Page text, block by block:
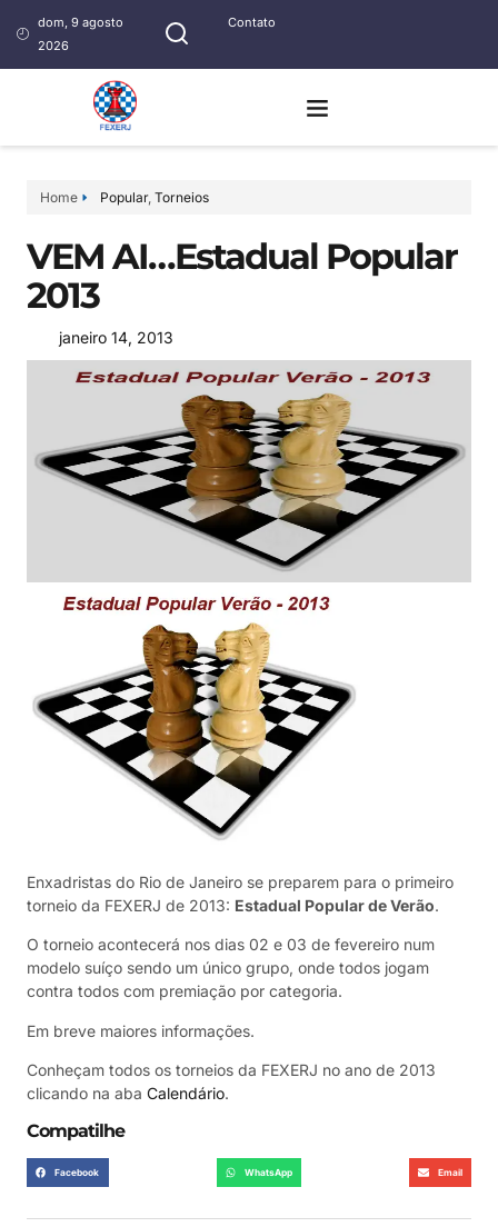
dom, 9 agosto
2026
Contato
Home Popular, Torneios
VEM AI…Estadual Popular
2013
janeiro 14, 2013
Enxadristas do Rio de Janeiro se preparem para o primeiro
torneio da FEXERJ de 2013: Estadual Popular de Verão.
O torneio acontecerá nos dias 02 e 03 de fevereiro num
modelo suíço sendo um único grupo, onde todos jogam
contra todos com premiação por categoria.
Em breve maiores informações.
Conheçam todos os torneios da FEXERJ no ano de 2013
clicando na aba Calendário.
Compatilhe
Facebook WhatsApp Email